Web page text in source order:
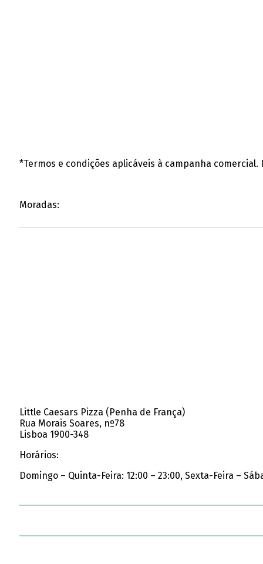
*Termos e condições aplicáveis à campanha
Moradas:
Little Caesars Pizza (Penha de França)
Rua Morais Soares, nº78
Lisboa 1900-348
Horários:
Domingo – Quinta-Feira: 12:00 – 23:00, Sexta-Feira –